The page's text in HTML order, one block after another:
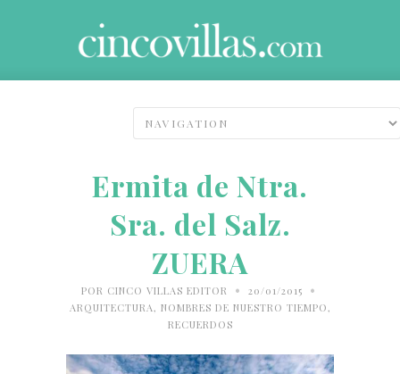
Ermita de Ntra.
Sra. del Salz.
ZUERA
POR CINCO VILLAS EDITOR • 20/01/2015 •
ARQUITECTURA , NOMBRES DE NUESTRO TIEMPO ,
RECUERDOS